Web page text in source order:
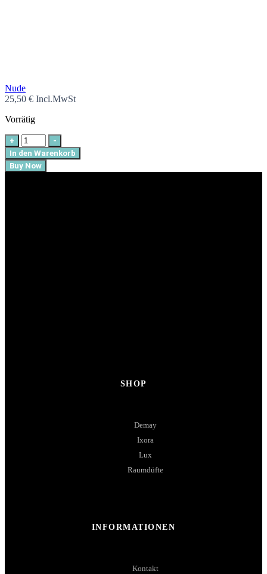
Nude
25,50 € Incl.MwSt
Vorrätig
+
-
In den Warenkorb
Buy Now
SHOP
Demay
Ixora
Lux
Raumdüfte
INFORMATIONEN
Kontakt